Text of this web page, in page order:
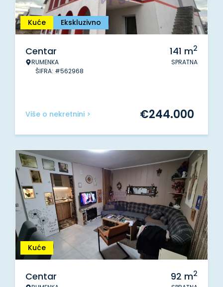
Kuće Ekskluzivno
Centar
RUMENKA
ŠIFRA: #562968
141 m2
SPRATNA
Više o nekretnini > €244.000
Kuće
Centar 92 m2